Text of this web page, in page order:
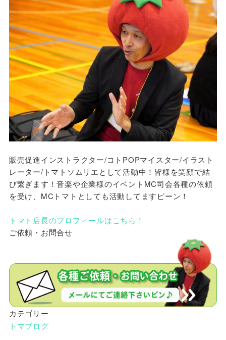
販売促進インストラクター/コトPOPマイスター/イラスト
レーター/トマトソムリエとして活動中！皆様を笑顔で結
び繋ぎます！音楽や企業様のイベントMC司会各種の依頼
を受け、MCトマトとしても活動してますピーン！
トマト店長のプロフィールはこちら！
ご依頼・お問合せ
カテゴリー
トマブログ